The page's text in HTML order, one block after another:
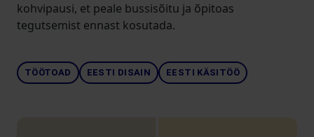
kohvipausi, et peale bussisõitu ja õpitoas
tegutsemist ennast kosutada.
TÖÖTOAD EESTI DISAIN EESTI KÄSITÖÖ